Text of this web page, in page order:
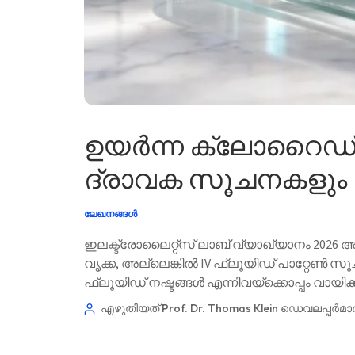
ഉയർന്ന ക്ലോറൈഡ്
ദ്രാവക സൂചനകളും
ലേഖനങ്ങൾ
ഇലക്ട്രോലൈറ്റ്സ് ലാബ് വ്യാഖ്യാനം
വൃക്ക, അല്ലെങ്കിൽ IV ഫ്ലൂയിഡ് പാറ്റേൺ
ഫ്ലൂയിഡ് നഷ്ടങ്ങൾ എന്നിവയ്‌ക്കൊപ്പം
പ്രസിദ്ധീകരിച്ചത്: ജൂൺ 30, 2026 🩺
എഴുതിയത് Prof. Dr. Thomas Klein